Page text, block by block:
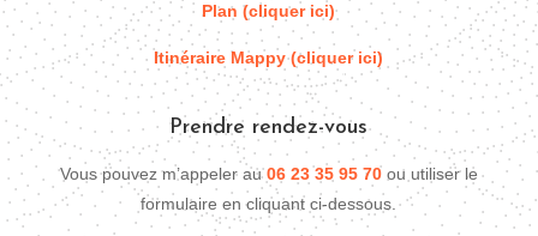
Plan (cliquer ici)
Itinéraire Mappy (cliquer ici)
Prendre rendez-vous
Vous pouvez m’appeler au06 23 35 95 70ou utiliser le
formulaire en cliquant ci-dessous.